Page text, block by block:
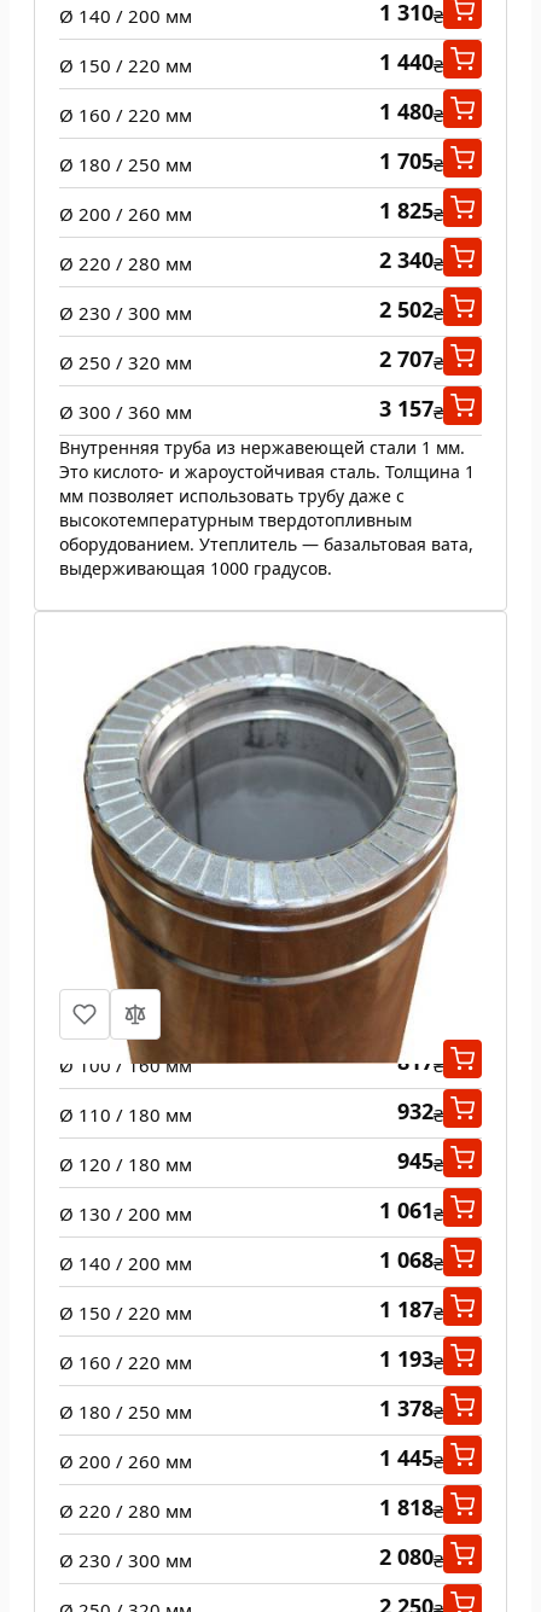
Ø 140 / 200 мм 1 310₴
Ø 150 / 220 мм 1 440₴
Ø 160 / 220 мм 1 480₴
Ø 180 / 250 мм 1 705₴
Ø 200 / 260 мм 1 825₴
Ø 220 / 280 мм 2 340₴
Ø 230 / 300 мм 2 502₴
Ø 250 / 320 мм 2 707₴
Ø 300 / 360 мм 3 157₴
Внутренняя труба из нержавеющей стали 1 мм.
Это кислото- и жароустойчивая сталь. Толщина 1
мм позволяет использовать трубу даже с
высокотемпературным твердотопливным
оборудованием. Утеплитель — базальтовая вата,
выдерживающая 1000 градусов.
Труба из нержавеющей стали 1 м н/
н 0,5 мм
Ø 100 / 160 мм 817₴
Ø 110 / 180 мм 932₴
Ø 120 / 180 мм 945₴
Ø 130 / 200 мм 1 061₴
Ø 140 / 200 мм 1 068₴
Ø 150 / 220 мм 1 187₴
Ø 160 / 220 мм 1 193₴
Ø 180 / 250 мм 1 378₴
Ø 200 / 260 мм 1 445₴
Ø 220 / 280 мм 1 818₴
Ø 230 / 300 мм 2 080₴
2 250